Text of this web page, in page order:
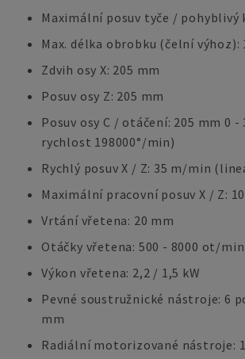
Maximální posuv tyče / pohyblivý
Max. délka obrobku (čelní výhoz):
Zdvih osy X: 205 mm
Posuv osy Z: 205 mm
Posuv osy C / otáčení: 205 mm 0 -
rychlost 198000°/min)
Rychlý posuv X / Z: 35 m/min
Maximální pracovní posuv X / Z:
Vrtání vřetena: 20 mm
Otáčky vřetena: 500 - 8000 ot/min
Výkon vřetena: 2,2 / 1,5 kW
Pevné soustružnické nástroje: 6
mm
Radiální motorizované nástroje: